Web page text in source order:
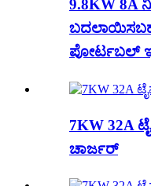
9.8KW 8A
ಪೋರ್ಟಬಲ್
7KW 32A
ಚಾರ್ಜರ್